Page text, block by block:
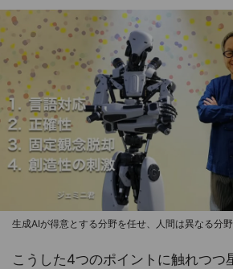
生成AIが得意とする分野を任せ、人間は異なる分
こうした4つのポイントに触れつつ